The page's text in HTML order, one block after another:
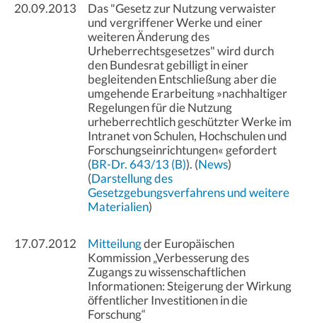
20.09.2013
Das "Gesetz zur Nutzung verwaister
und vergriffener Werke und einer
weiteren Änderung des
Urheberrechtsgesetzes" wird durch
den Bundesrat gebilligt in einer
begleitenden Entschließung aber die
umgehende Erarbeitung »nachhaltiger
Regelungen für die Nutzung
urheberrechtlich geschützter Werke im
Intranet von Schulen, Hochschulen und
Forschungseinrichtungen« gefordert
(BR-Dr. 643/13 (B)). (News)
(Darstellung des
Gesetzgebungsverfahrens und weitere
Materialien)
17.07.2012 Mitteilungder Europäischen
Kommission „Verbesserung des
Zugangs zu wissenschaftlichen
Informationen: Steigerung der Wirkung
öffentlicher Investitionen in die
Forschung“